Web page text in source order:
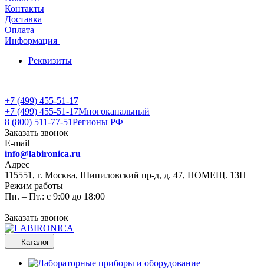
Контакты
Доставка
Оплата
Информация
Реквизиты
+7 (499) 455-51-17
+7 (499) 455-51-17Многоканальный
8 (800) 511-77-51Регионы РФ
Заказать звонок
E-mail
info@labironica.ru
Адрес
115551, г. Москва, Шипиловский пр-д, д. 47, ПОМЕЩ. 13Н
Режим работы
Пн. – Пт.: с 9:00 до 18:00
Заказать звонок
Каталог